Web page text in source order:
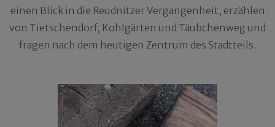
einen Blick in die Reudnitzer Vergangenheit, erzählen
von Tietschendorf, Kohlgärten und Täubchenweg und
fragen nach dem heutigen Zentrum des Stadtteils.